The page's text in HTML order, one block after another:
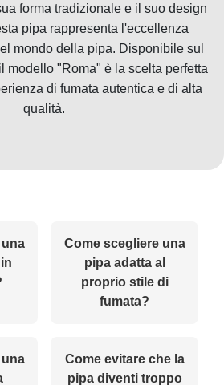
forma tradizionale e il suo design
pipa rappresenta l'eccellenza
mondo della pipa. Disponibile sul
modello "Roma" è la scelta perfetta
di fumata autentica e di alta
qualità.
Come scegliere una
pipa adatta al
proprio stile di
fumata?
Come evitare che la
pipa diventi troppo